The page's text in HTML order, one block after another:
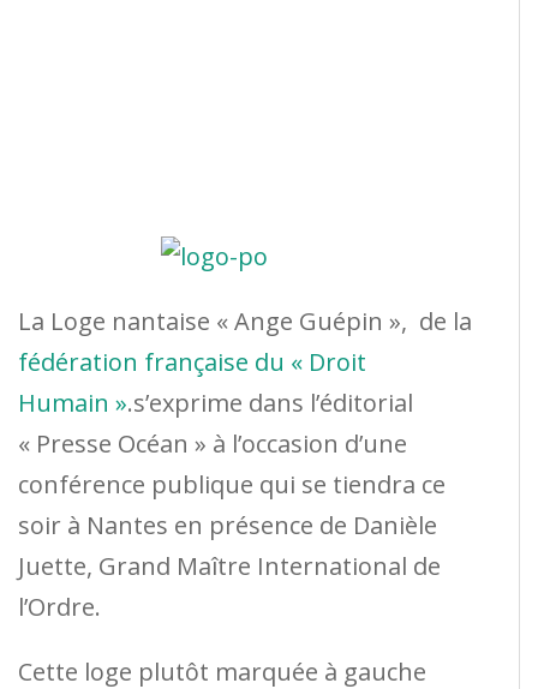
La Loge nantaise « Ange Guépin », de la
fédération française du « Droit
Humain ».s’exprime dans l’éditorial
« Presse Océan » à l’occasion d’une
conférence publique qui se tiendra ce
soir à Nantes en présence de Danièle
Juette, Grand Maître International de
l’Ordre.
Cette loge plutôt marquée à gauche